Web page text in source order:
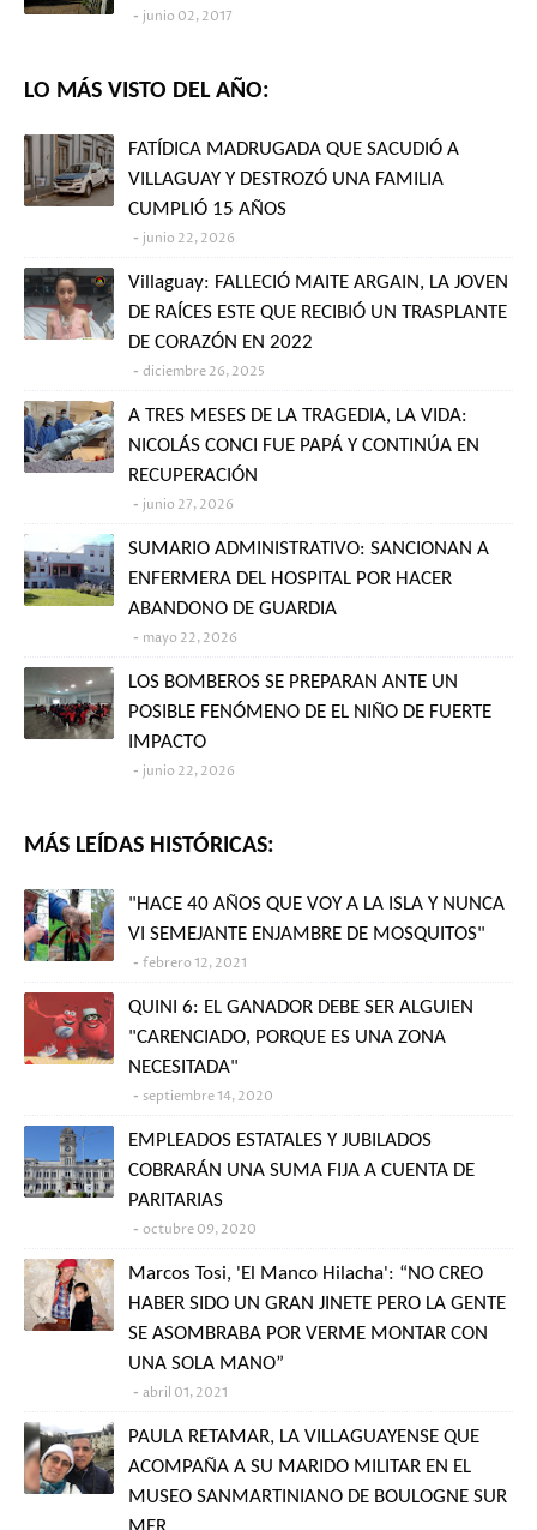
junio 02, 2017
LO MÁS VISTO DEL AÑO:
FATÍDICA MADRUGADA QUE SACUDIÓ A
VILLAGUAY Y DESTROZÓ UNA FAMILIA
CUMPLIÓ 15 AÑOS
junio 22, 2026
Villaguay: FALLECIÓ MAITE ARGAIN, LA JOVEN
DE RAÍCES ESTE QUE RECIBIÓ UN TRASPLANTE
DE CORAZÓN EN 2022
diciembre 26, 2025
A TRES MESES DE LA TRAGEDIA, LA VIDA:
NICOLÁS CONCI FUE PAPÁ Y CONTINÚA EN
RECUPERACIÓN
junio 27, 2026
SUMARIO ADMINISTRATIVO: SANCIONAN A
ENFERMERA DEL HOSPITAL POR HACER
ABANDONO DE GUARDIA
mayo 22, 2026
LOS BOMBEROS SE PREPARAN ANTE UN
POSIBLE FENÓMENO DE EL NIÑO DE FUERTE
IMPACTO
junio 22, 2026
MÁS LEÍDAS HISTÓRICAS:
"HACE 40 AÑOS QUE VOY A LA ISLA Y NUNCA
VI SEMEJANTE ENJAMBRE DE MOSQUITOS"
febrero 12, 2021
QUINI 6: EL GANADOR DEBE SER ALGUIEN
"CARENCIADO, PORQUE ES UNA ZONA
NECESITADA"
septiembre 14, 2020
EMPLEADOS ESTATALES Y JUBILADOS
COBRARÁN UNA SUMA FIJA A CUENTA DE
PARITARIAS
octubre 09, 2020
Marcos Tosi, 'El Manco Hilacha': “NO CREO
HABER SIDO UN GRAN JINETE PERO LA GENTE
SE ASOMBRABA POR VERME MONTAR CON
UNA SOLA MANO”
abril 01, 2021
PAULA RETAMAR, LA VILLAGUAYENSE QUE
ACOMPAÑA A SU MARIDO MILITAR EN EL
MUSEO SANMARTINIANO DE BOULOGNE SUR